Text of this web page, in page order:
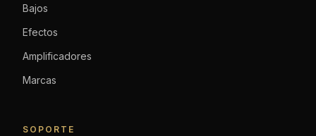
Bajos
Efectos
Amplificadores
Marcas
SOPORTE